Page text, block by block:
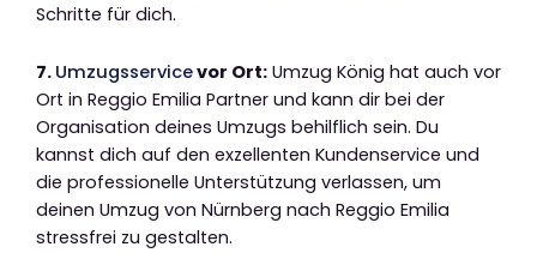
Schritte für dich.
7. Umzugsservicevor Ort: Umzug König hat auch vor
Ort in Reggio Emilia Partner und kann dir bei der
Organisation deines Umzugs behilflich sein. Du
kannst dich auf den exzellenten Kundenservice und
die professionelle Unterstützung verlassen, um
deinen Umzug von Nürnberg nach Reggio Emilia
stressfrei zu gestalten.